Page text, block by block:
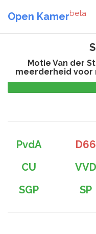
Open Kamerbeta
Motie Van der
meerderheid voor
PvdA D66
CU
VVD
SGP
SP